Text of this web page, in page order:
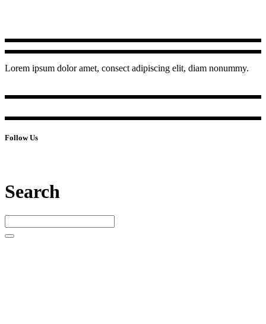
Lorem ipsum dolor amet, consect adipiscing elit, diam nonummy.
Follow Us
Search